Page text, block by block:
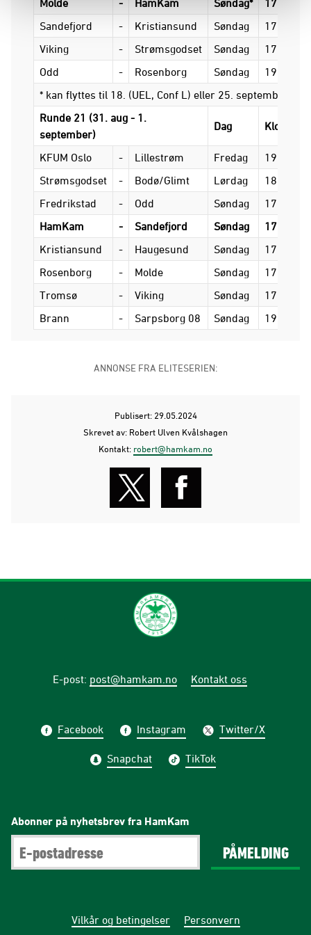
Molde
- HamKam Søndag*
17.00
Sandefjord
- Kristiansund Søndag
17.00
Viking
- Strømsgodset Søndag
17.00
Odd
- Rosenborg Søndag
19.15
* kan flyttes til 18. (UEL, Conf L) eller 25. september (CL)
Runde 21 (31. aug - 1.
september)
Dag
KFUM Oslo - Lillestrøm Fredag
19.00
Strømsgodset
- Bodø/Glimt Lørdag
18.00
Fredrikstad
- Odd Søndag
17.00
HamKam
- Sandefjord Søndag
17.00
Kristiansund
- Haugesund Søndag
17.00
Rosenborg
- Molde Søndag
17.00
Tromsø
- Viking Søndag
17.00
Brann
- Sarpsborg 08 Søndag 19.15
ANNONSE FRA ELITESERIEN:
Publisert: 29.05.2024
Skrevet av: Robert Ulven Kvålshagen
Kontakt: robert@hamkam.no
E-post: post@hamkam.no Kontakt oss
Facebook Instagram Twitter/X
Snapchat TikTok
Abonner på nyhetsbrev fra HamKam
PÅMELDING
Vilkår og betingelser Personvern